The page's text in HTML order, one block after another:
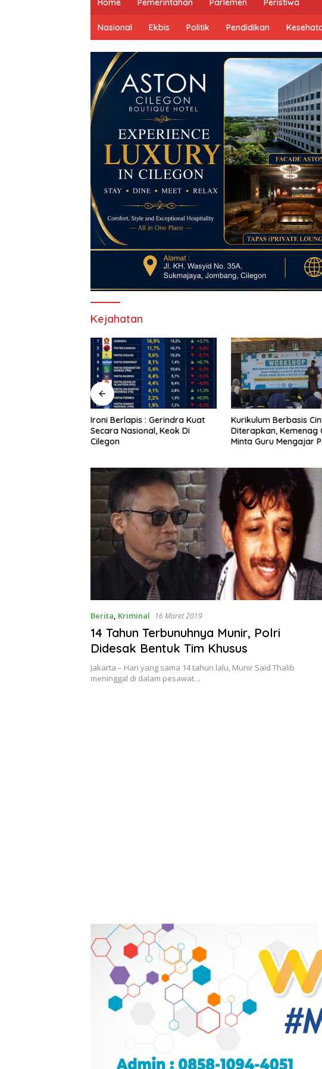
Home Pemerintahan Parlemen Peristiwa
Nasional Ekbis Politik Pendidikan
Kejahatan
Ironi Berlapis : Gerindra Kuat
Secara Nasional, Keok Di
Cilegon
Kurikulum Berbasis
Diterapkan, Kemenag
Minta Guru Mengajar
Berita, Kriminal 16 Maret 2019
14 Tahun Terbunuhnya Munir, Polri
Didesak Bentuk Tim Khusus
Jakarta – Hari yang sama 14 tahun lalu, Munir Said Thalib
meninggal di dalam pesawat…